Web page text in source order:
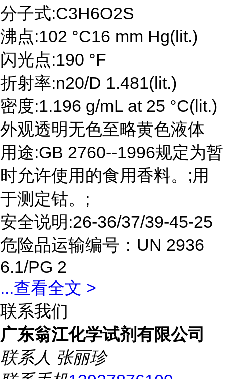
分子式:C3H6O2S
沸点:102 °C16 mm Hg(lit.)
闪光点:190 °F
折射率:n20/D 1.481(lit.)
密度:1.196 g/mL at 25 °C(lit.)
外观透明无色至略黄色液体
用途:GB 2760--1996规定为暂
时允许使用的食用香料。;用
于测定钴。;
安全说明:26-36/37/39-45-25
危险品运输编号：UN 2936
6.1/PG 2
...查看全文 >
联系我们
广东翁江化学试剂有限公司
联系人 张丽珍